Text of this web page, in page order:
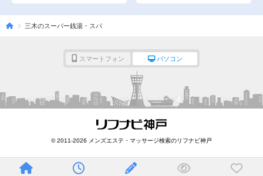
三木のスーパー銭湯・スパ
スマートフォン パソコン
© 2011-2026 メンズエステ・マッサージ検索のリフナビ神戸